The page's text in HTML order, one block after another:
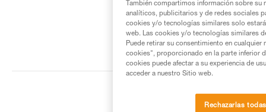
También compartimos información sobre
analíticos, publicitarios y de redes sociales
cookies y/o tecnologías similares solo
web. Las cookies y/o tecnologías similares
Puede retirar su consentimiento en
cookies", proporcionado en la parte inferior
cookies puede afectar a su experiencia de
acceder a nuestro Sitio web.
Rechazarlas